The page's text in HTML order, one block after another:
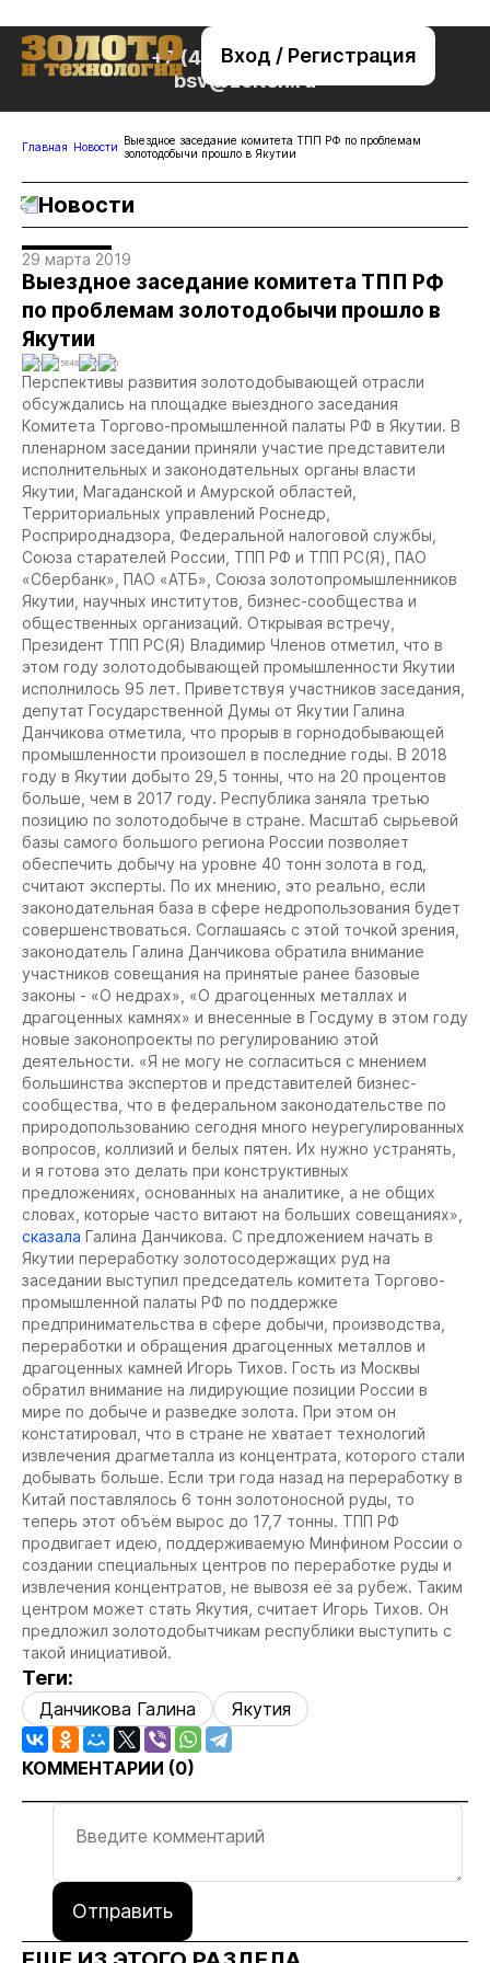
Вход / Регистрация
+7 (495) 221-76-32
bsv@zolteh.ru
Главная Новости Выездное заседание комитета ТПП РФ по проблемам
золотодобычи прошло в Якутии
Новости
29 марта 2019
Выездное заседание комитета ТПП РФ
по проблемам золотодобычи прошло в
Якутии
0 15848 0 0
Перспективы развития золотодобывающей отрасли
обсуждались на площадке выездного заседания
Комитета Торгово-промышленной палаты РФ в Якутии. В
пленарном заседании приняли участие представители
исполнительных и законодательных органы власти
Якутии, Магаданской и Амурской областей,
Территориальных управлений Роснедр,
Росприроднадзора, Федеральной налоговой службы,
Союза старателей России, ТПП РФ и ТПП РС(Я), ПАО
«Сбербанк», ПАО «АТБ», Союза золотопромышленников
Якутии, научных институтов, бизнес-сообщества и
общественных организаций. Открывая встречу,
Президент ТПП РС(Я) Владимир Членов отметил, что в
этом году золотодобывающей промышленности Якутии
исполнилось 95 лет. Приветствуя участников заседания,
депутат Государственной Думы от Якутии Галина
Данчикова отметила, что прорыв в горнодобывающей
промышленности произошел в последние годы. В 2018
году в Якутии добыто 29,5 тонны, что на 20 процентов
больше, чем в 2017 году. Республика заняла третью
позицию по золотодобыче в стране. Масштаб сырьевой
базы самого большого региона России позволяет
обеспечить добычу на уровне 40 тонн золота в год,
считают эксперты. По их мнению, это реально, если
законодательная база в сфере недропользования будет
совершенствоваться. Соглашаясь с этой точкой зрения,
законодатель Галина Данчикова обратила внимание
участников совещания на принятые ранее базовые
законы - «О недрах», «О драгоценных металлах и
драгоценных камнях» и внесенные в Госдуму в этом году
новые законопроекты по регулированию этой
деятельности. «Я не могу не согласиться с мнением
большинства экспертов и представителей бизнес-
сообщества, что в федеральном законодательстве по
природопользованию сегодня много неурегулированных
вопросов, коллизий и белых пятен. Их нужно устранять,
и я готова это делать при конструктивных
предложениях, основанных на аналитике, а не общих
словах, которые часто витают на больших совещаниях»,
сказала Галина Данчикова. С предложением начать в
Якутии переработку золотосодержащих руд на
заседании выступил председатель комитета Торгово-
промышленной палаты РФ по поддержке
предпринимательства в сфере добычи, производства,
переработки и обращения драгоценных металлов и
драгоценных камней Игорь Тихов. Гость из Москвы
обратил внимание на лидирующие позиции России в
мире по добыче и разведке золота. При этом он
констатировал, что в стране не хватает технологий
извлечения драгметалла из концентрата, которого стали
добывать больше. Если три года назад на переработку в
Китай поставлялось 6 тонн золотоносной руды, то
теперь этот объём вырос до 17,7 тонны. ТПП РФ
продвигает идею, поддерживаемую Минфином России о
создании специальных центров по переработке руды и
извлечения концентратов, не вывозя её за рубеж. Таким
центром может стать Якутия, считает Игорь Тихов. Он
предложил золотодобытчикам республики выступить с
такой инициативой.
Теги:
Данчикова Галина Якутия
КОММЕНТАРИИ (0)
Отправить